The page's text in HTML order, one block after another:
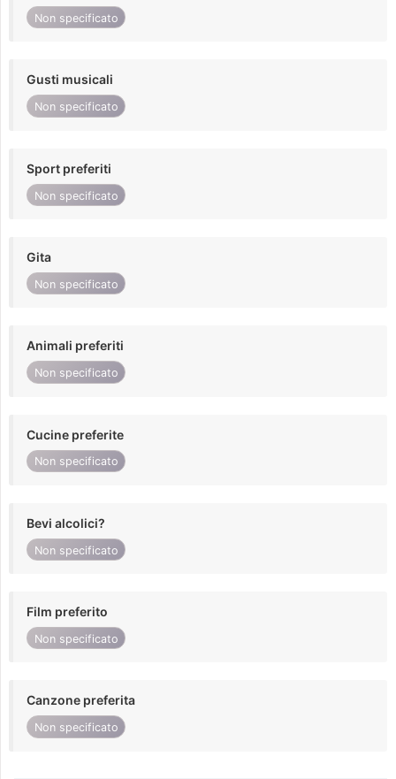
Non specificato
Gusti musicali
Non specificato
Sport preferiti
Non specificato
Gita
Non specificato
Animali preferiti
Non specificato
Cucine preferite
Non specificato
Bevi alcolici?
Non specificato
Film preferito
Non specificato
Canzone preferita
Non specificato